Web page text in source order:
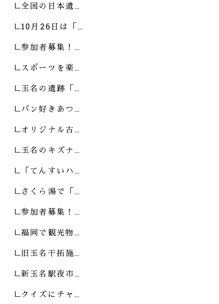
全国の日本遺…
10月26日は「…
参加者募集！…
スポーツを楽…
玉名の遺跡「…
パン好きあつ…
オリジナル古…
玉名のキズナ…
「てんすいハ…
さくら湯で「…
参加者募集！…
福岡で観光物…
旧玉名干拓施…
新玉名駅夜市…
クイズにチャ…